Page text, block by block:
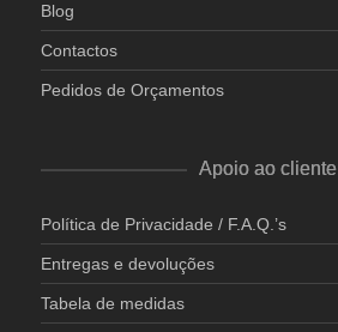
Blog
Contactos
Pedidos de Orçamentos
Apoio ao cliente
Política de Privacidade / F.A.Q.’s
Entregas e devoluções
Tabela de medidas